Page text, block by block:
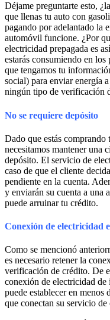
Déjame preguntarte esto,
que llenas tu auto con
pagando por adelantado la
automóvil funcione. ¿Por
electricidad prepagada es
estarás consumiendo en
que tengamos tu
social) para enviar energía
ningún tipo de verificación
No se requiere depósito
Dado que estás
necesitamos mantener una
depósito. El servicio de
caso de que el cliente
pendiente en la cuenta.
y enviarán su cuenta a una
puede arruinar tu crédito.
Conexión de electricidad
Como se mencionó
es necesario retener la
verificación de crédito. De
conexión de electricidad
puede establecer en menos
que conectan su servicio